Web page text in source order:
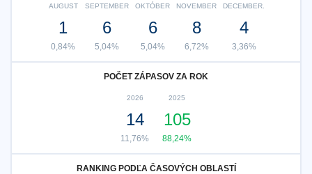
AUGUST
1
0,84%
SEPTEMBER
6
5,04%
OKTÓBER
6
5,04%
NOVEMBER
8
6,72%
DECEMBER.
4
3,36%
POČET ZÁPASOV ZA ROK
2026
14
11,76%
2025
105
88,24%
RANKING PODĽA ČASOVÝCH OBLASTÍ